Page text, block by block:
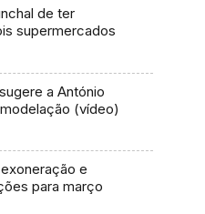
de ter
supermercados
a António
(vídeo)
e
para março